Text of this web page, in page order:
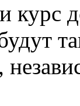
курс